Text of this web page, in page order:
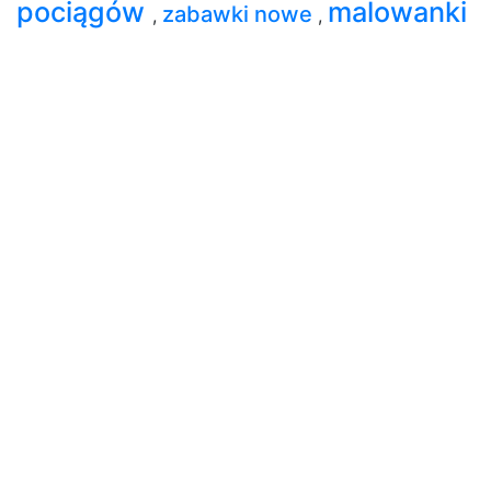
pociągów , zabawki nowe , malowanki